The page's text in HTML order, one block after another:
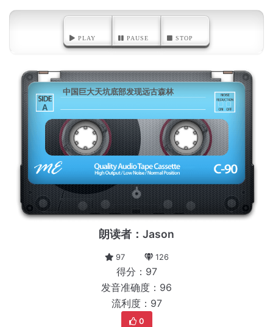
PLAY PAUSE STOP
A
中国巨大天坑底部发现远古森林
朗读者：Jason
97 126
得分：97
发音准确度：96
流利度：97
0